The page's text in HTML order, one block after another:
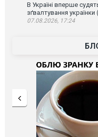
В Україні вперше
зґвалтування українки
07.08.2026, 17:24